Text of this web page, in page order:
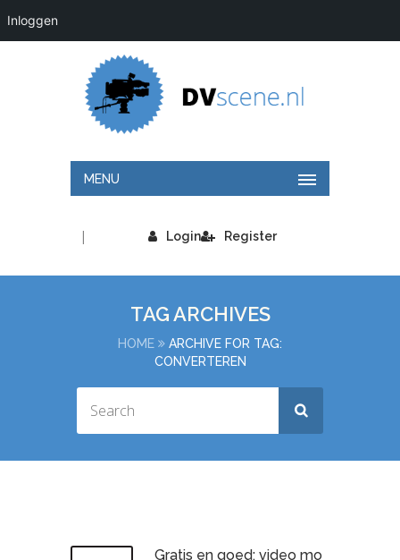
Inloggen
MENU
Login
| Register
TAG ARCHIVES
HOME
ARCHIVE FOR TAG:
CONVERTEREN
Gratis en goed: video mo